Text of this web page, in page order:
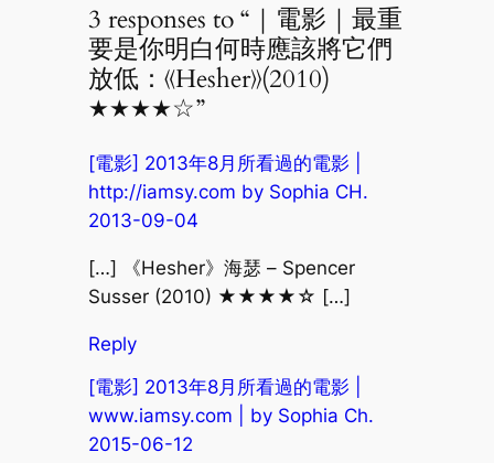
3 responses to “｜電影｜最重
要是你明白何時應該將它們
放低：《Hesher》(2010)
★★★★☆”
[電影] 2013年8月所看過的電影 |
http://iamsy.com by Sophia CH.
2013-09-04
[…] 《Hesher》海瑟 – Spencer
Susser (2010) ★★★★☆ […]
Reply
[電影] 2013年8月所看過的電影 |
www.iamsy.com | by Sophia Ch.
2015-06-12